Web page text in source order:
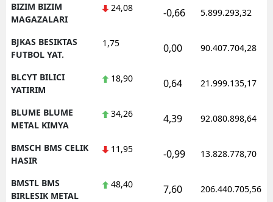
BIZIM BIZIM
MAGAZALARI
24,08 -0,66 5.899.293,32
BJKAS BESIKTAS
FUTBOL YAT.
1,75 0,00 90.407.704,28
BLCYT BILICI
YATIRIM
18,90 0,64 21.999.135,17
BLUME BLUME
METAL KIMYA
34,26 4,39 92.080.898,64
BMSCH BMS CELIK
HASIR
11,95 -0,99 13.828.778,70
BMSTL BMS
BIRLESIK METAL
48,40 7,60 206.440.705,56